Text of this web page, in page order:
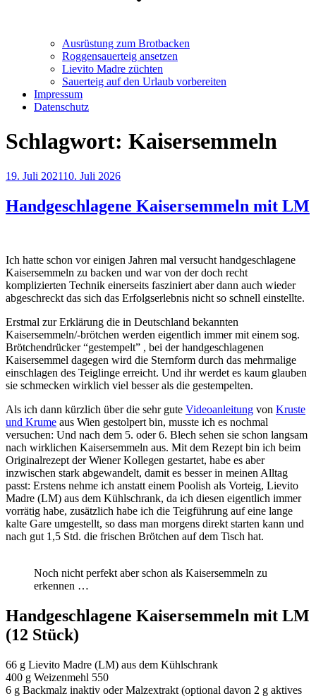
Ausrüstung zum Brotbacken
Roggensauerteig ansetzen
Lievito Madre züchten
Sauerteig auf den Urlaub vorbereiten
Impressum
Datenschutz
Schlagwort: Kaisersemmeln
Veröffentlicht
19. Juli 202110. Juli 2026
Handgeschlagene Kaisersemmeln mit LM
Ich hatte schon vor einigen Jahren mal versucht handgeschlagene
Kaisersemmeln zu backen und war von der doch recht
komplizierten Technik einerseits fasziniert aber dann auch wieder
abgeschreckt das sich das Erfolgserlebnis nicht so schnell einstellte.
Erstmal zur Erklärung die in Deutschland bekannten
Kaisersemmeln/-brötchen werden eigentlich immer mit einem sog.
Brötchendrücker “gestempelt” , bei der handgeschlagenen
Kaisersemmel dagegen wird die Sternform durch das mehrmalige
einschlagen des Teiglinge erreicht. Und ihr werdet es kaum glauben
sie schmecken wirklich viel besser als die gestempelten.
Als ich dann kürzlich über die sehr gute Videoanleitung von Kruste
und Krume aus Wien gestolpert bin, musste ich es nochmal
versuchen: Und nach dem 5. oder 6. Blech sehen sie schon langsam
nach wirklichen Kaisersemmeln aus. Mit dem Rezept bin ich beim
Originalrezept der Wiener Kollegen gestartet, habe es aber
inzwischen stark abgewandelt, damit es besser in meinen Alltag
passt: Erstens nehme ich anstatt einem Poolish als Vorteig, Lievito
Madre (LM) aus dem Kühlschrank, da ich diesen eigentlich immer
vorrätig habe, zusätzlich habe ich die Teigführung auf eine lange
kalte Gare umgestellt, so dass man morgens direkt starten kann und
nach gut 1,5 Std. die frischen Brötchen auf dem Tisch hat.
Noch nicht perfekt aber schon als Kaisersemmeln zu
erkennen …
Handgeschlagene Kaisersemmeln mit LM
(12 Stück)
66 g Lievito Madre (LM) aus dem Kühlschrank
400 g Weizenmehl 550
6 g Backmalz inaktiv oder Malzextrakt (optional davon 2 g aktives